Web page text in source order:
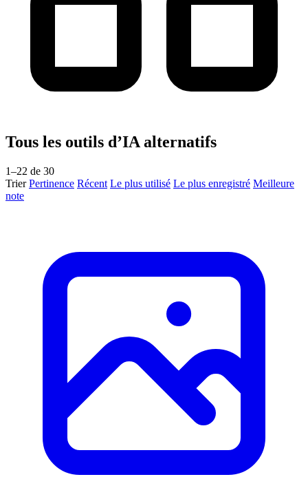
Tous les outils d’IA alternatifs
1–22 de 30
TrierPertinence Récent Le plus utilisé Le plus enregistré Meilleure
note